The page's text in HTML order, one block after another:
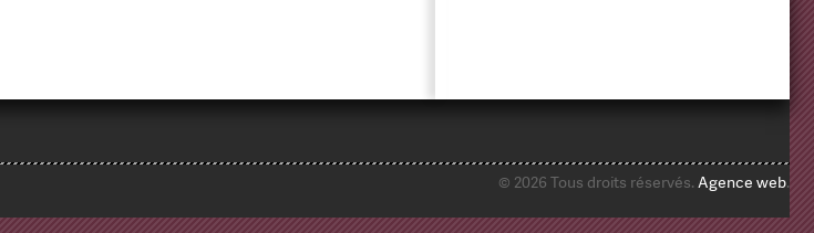
© 2026 Tous droits réservés. Agence web.